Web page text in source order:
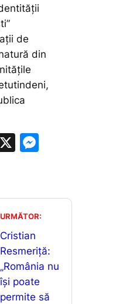
de
din
A
p
p
X
s
e
g
er
URMĂTOR:
Cristian
Resmeriță:
„România nu
își poate
permite să